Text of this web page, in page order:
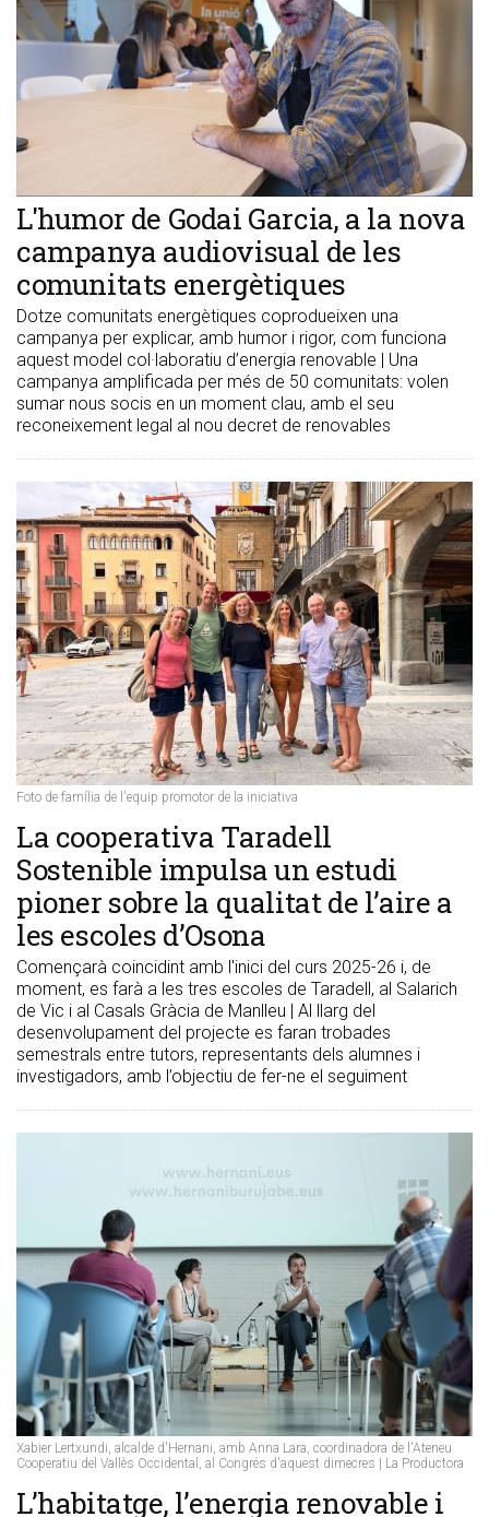
​L'humor de Godai Garcia, a la nova
campanya audiovisual de les
comunitats energètiques
Dotze comunitats energètiques coprodueixen una
campanya per explicar, amb humor i rigor, com funciona
aquest model col·laboratiu d’energia renovable | Una
campanya amplificada per més de 50 comunitats: volen
sumar nous socis en un moment clau, amb el seu
reconeixement legal al nou decret de renovables
Foto de família de l'equip promotor de la iniciativa
​La cooperativa Taradell
Sostenible impulsa un estudi
pioner sobre la qualitat de l’aire a
les escoles d’Osona
Començarà coincidint amb l'inici del curs 2025-26 i, de
moment, es farà a les tres escoles de Taradell, al Salarich
de Vic i al Casals Gràcia de Manlleu | Al llarg del
desenvolupament del projecte es faran trobades
semestrals entre tutors, representants dels alumnes i
investigadors, amb l’objectiu de fer-ne el seguiment
Xabier Lertxundi, alcalde d'Hernani, amb Anna Lara, coordinadora de l'Ateneu
Cooperatiu del Vallès Occidental, al Congrés d'aquest dimecres | La Productora
L’habitatge, l’energia renovable i